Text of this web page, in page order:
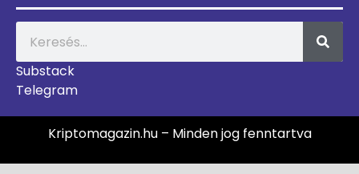
Substack
Telegram
Kriptomagazin.hu – Minden jog fenntartva